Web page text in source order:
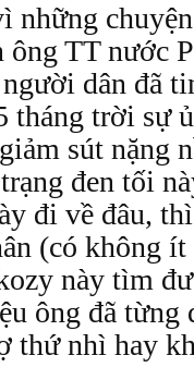
những
ông TT nước
dân đã
tháng trời sự
sút nặng
đen tối
đi về đâu,
(có không
này tìm
ông đã từng
thứ nhì hay